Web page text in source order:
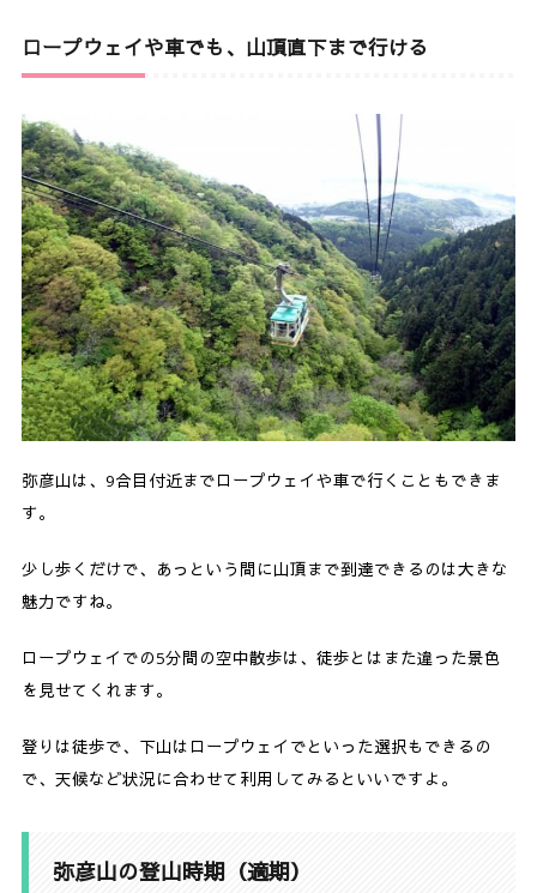
ロープウェイや車でも、山頂直下まで行ける
弥彦山は、9合目付近までロープウェイや車で行くこともできま
す。
少し歩くだけで、あっという間に山頂まで到達できるのは大きな
魅力ですね。
ロープウェイでの5分間の空中散歩は、徒歩とはまた違った景色
を見せてくれます。
登りは徒歩で、下山はロープウェイでといった選択もできるの
で、天候など状況に合わせて利用してみるといいですよ。
弥彦山の登山時期（適期）